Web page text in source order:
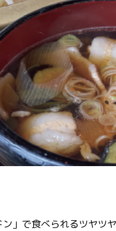
」で食べられるツヤツ